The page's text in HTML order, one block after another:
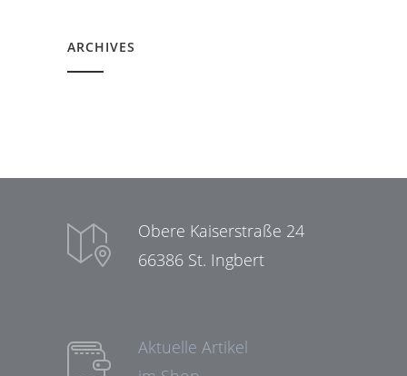
ARCHIVES
Obere Kaiserstraße 24
66386 St. Ingbert
Aktuelle Artikel